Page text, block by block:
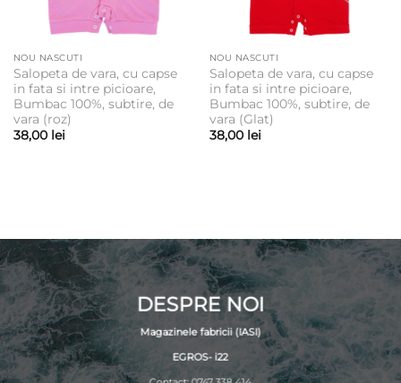
NOU NASCUTI
Salopeta de vara, cu capse
in fata si intre picioare,
Bumbac 100%, subtire, de
vara (roz)
38,00 lei
NOU NASCUTI
Salopeta de vara, cu capse
in fata si intre picioare,
Bumbac 100%, subtire, de
vara (Glat)
38,00 lei
DESPRE NOI
Magazinele fabricii (IASI)
EGROS- i22